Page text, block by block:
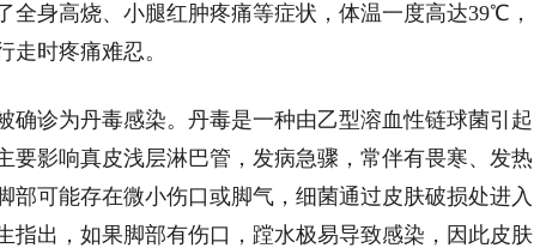
全身高烧、小腿红肿疼痛等症状，体温一度高达39℃，
走时疼痛难忍。
诊为丹毒感染。丹毒是一种由乙型溶血性链球菌引起
要影响真皮浅层淋巴管，发病急骤，常伴有畏寒、发热
部可能存在微小伤口或脚气，细菌通过皮肤破损处进入
指出，如果脚部有伤口，蹚水极易导致感染，因此皮肤